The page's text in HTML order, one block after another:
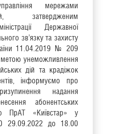
мережами
затвердженим
Державної
зв’язку та захисту
11.04.2019 № 209
унеможливлення
дій та крадіжок
інформуємо про
надання
абонентських
ПрАТ «Київстар» у
29.09.2022 до 18.00